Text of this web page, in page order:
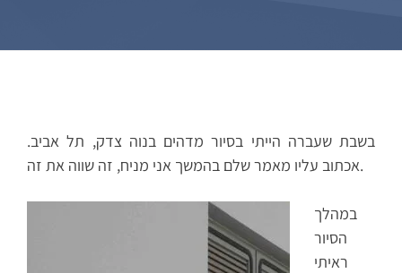
בשבת שעברה הייתי בסיור מדהים בנוה צדק, תל אביב.
אכתוב עליו מאמר שלם בהמשך אני מניח, זה שווה את זה.
במהלך
הסיור
ראיתי